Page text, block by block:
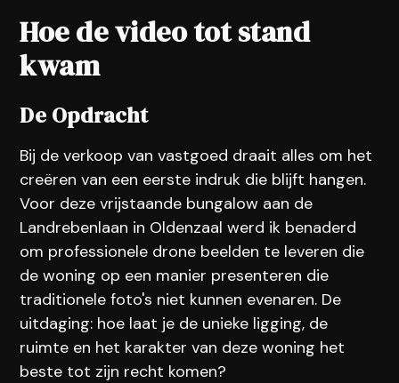
Hoe de video tot stand
kwam
De Opdracht
Bij de verkoop van vastgoed draait alles om het
creëren van een eerste indruk die blijft hangen.
Voor deze vrijstaande bungalow aan de
Landrebenlaan in Oldenzaal werd ik benaderd
om professionele drone beelden te leveren die
de woning op een manier presenteren die
traditionele foto's niet kunnen evenaren. De
uitdaging: hoe laat je de unieke ligging, de
ruimte en het karakter van deze woning het
beste tot zijn recht komen?